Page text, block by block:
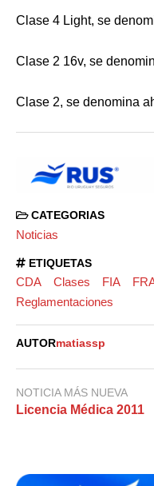
Clase 4 Light, se
Clase 2 16v, se
Clase 2, se denomina
CATEGORIAS
Noticias
ETIQUETAS
CDA Clases FIA
Reglamentaciones
AUTORmatiassp
NOTICIA MÁS NUEVA
Licencia Médica 2011